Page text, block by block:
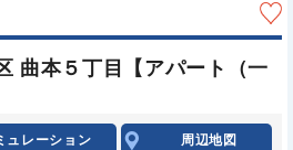
曲本５丁目【アパート（一
ュレーション 周辺地図